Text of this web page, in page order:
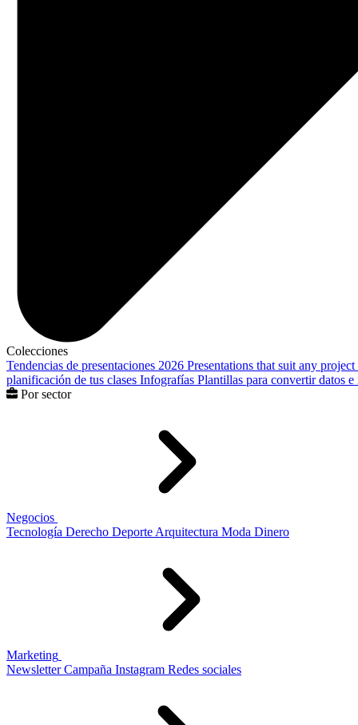
Colecciones
Tendencias de presentaciones 2026 Presentations that suit any project
planificación de tus clases Infografías Plantillas para convertir datos
Por sector
Negocios
Tecnología Derecho Deporte Arquitectura Moda Dinero
Marketing
Newsletter Campaña Instagram Redes sociales